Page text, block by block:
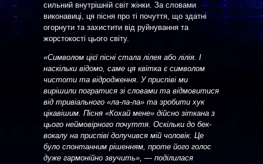
сильний внутрішній світ жінки. За словами
виконавиці, ця пісня про ті почуття, що здатні
огорнути та захистити від руйнування та
жорстокості цього світу.
«Символом цієї пісні стала лілея або лілія. І
наскільки відомо, саме ця квітка є символом
чистоти та відродження. У приспіві ми
вирішили погратися зі словами та відмовитися
від тривіального «ла-ла-ла» та зробити хук
цікавішим. Пісня «Кохай мене» дійсно зіткана з
цього неймовірного почуття. Оскільки до бек-
вокалу на приспіві долучився мій чоловік. Це
було спонтанним рішенням, проте його голос
дуже гармонійно звучить», — поділилася